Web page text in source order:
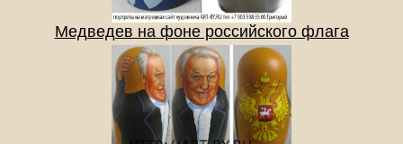
Медведев на фоне российского флага